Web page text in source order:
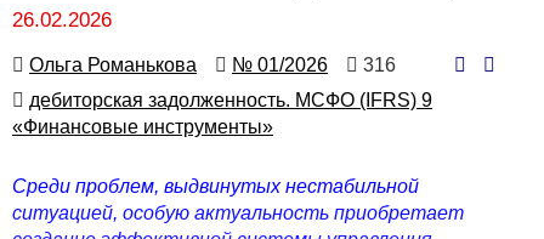
26.02.2026
Автор
Ольга Романькова Номер
№ 01/2026
Количество
просмотров
316
Автор
дебиторская задолженность. МСФО (IFRS) 9
«Финансовые инструменты»
Среди проблем, выдвинутых нестабильной
ситуацией, особую актуальность приобретает